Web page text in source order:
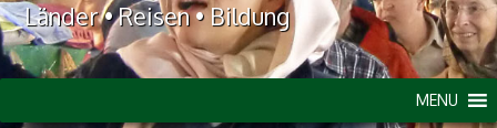
Länder • Reisen • Bildung
MENU